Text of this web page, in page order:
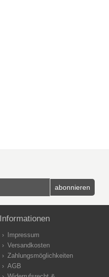
Informationen
Impressum
Versandkosten
Zahlungsmöglichkeiten
AGB